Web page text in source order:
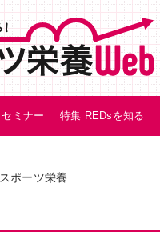
セミナー 特集 REDsを知る
スポーツ栄養